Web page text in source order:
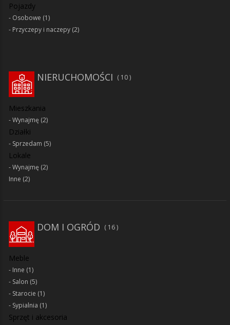
Pojazdy
Osobowe (1)
Przyczepy i naczepy (2)
NIERUCHOMOŚCI 10
Mieszkania
Wynajmę (2)
Działki
Sprzedam (5)
Lokale
Wynajmę (2)
Inne (2)
DOM I OGRÓD 16
Meble
Inne (1)
Salon (5)
Starocie (1)
Sypialnia (1)
Sprzęt i akcesoria